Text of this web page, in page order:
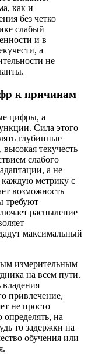
как и
без четко
слабый
и в
а
не
к причинам
цифры, а
Сила этого
глубинные
текучесть
слабого
а не
метрику с
возможность
требуют
распыление
максимальный
измерительным
на всем пути.
владения
привлечение,
не просто
на
то задержки на
обучения или